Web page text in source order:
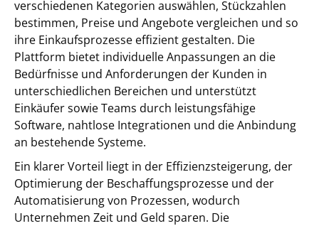
verschiedenen Kategorien auswählen, Stückzahlen
bestimmen, Preise und Angebote vergleichen und so
ihre Einkaufsprozesse effizient gestalten. Die
Plattform bietet individuelle Anpassungen an die
Bedürfnisse und Anforderungen der Kunden in
unterschiedlichen Bereichen und unterstützt
Einkäufer sowie Teams durch leistungsfähige
Software, nahtlose Integrationen und die Anbindung
an bestehende Systeme.
Ein klarer Vorteil liegt in der Effizienzsteigerung, der
Optimierung der Beschaffungsprozesse und der
Automatisierung von Prozessen, wodurch
Unternehmen Zeit und Geld sparen. Die